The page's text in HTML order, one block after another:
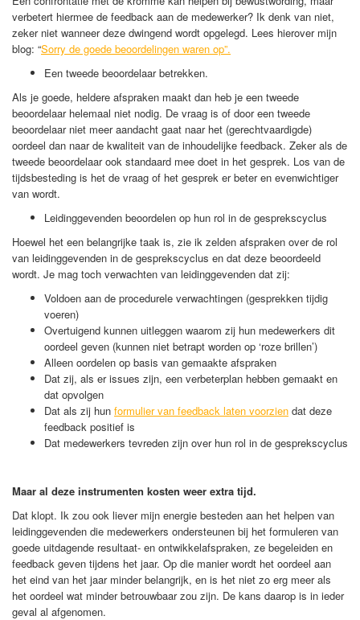
verbetert hiermee de feedback aan de medewerker? Ik denk van niet,
zeker niet wanneer deze dwingend wordt opgelegd. Lees hierover mijn
blog: “Sorry de goede beoordelingen waren op”.
Een tweede beoordelaar betrekken.
Als je goede, heldere afspraken maakt dan heb je een tweede
beoordelaar helemaal niet nodig. De vraag is of door een tweede
beoordelaar niet meer aandacht gaat naar het (gerechtvaardigde)
oordeel dan naar de kwaliteit van de inhoudelijke feedback. Zeker als de
tweede beoordelaar ook standaard mee doet in het gesprek. Los van de
tijdsbesteding is het de vraag of het gesprek er beter en evenwichtiger
van wordt.
Leidinggevenden beoordelen op hun rol in de gesprekscyclus
Hoewel het een belangrijke taak is, zie ik zelden afspraken over de rol
van leidinggevenden in de gesprekscyclus en dat deze beoordeeld
wordt. Je mag toch verwachten van leidinggevenden dat zij:
Voldoen aan de procedurele verwachtingen (gesprekken tijdig
voeren)
Overtuigend kunnen uitleggen waarom zij hun medewerkers dit
oordeel geven (kunnen niet betrapt worden op ‘roze brillen’)
Alleen oordelen op basis van gemaakte afspraken
Dat zij, als er issues zijn, een verbeterplan hebben gemaakt en
dat opvolgen
Dat als zij hun formulier van feedback laten voorzien dat deze
feedback positief is
Dat medewerkers tevreden zijn over hun rol in de gesprekscyclus
Maar al deze instrumenten kosten weer extra tijd.
Dat klopt. Ik zou ook liever mijn energie besteden aan het helpen van
leidinggevenden die medewerkers ondersteunen bij het formuleren van
goede uitdagende resultaat- en ontwikkelafspraken, ze begeleiden en
feedback geven tijdens het jaar. Op die manier wordt het oordeel aan
het eind van het jaar minder belangrijk, en is het niet zo erg meer als
het oordeel wat minder betrouwbaar zou zijn. De kans daarop is in ieder
geval al afgenomen.